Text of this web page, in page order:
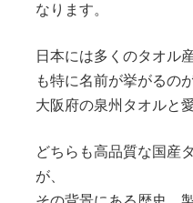
なります。
日本には多くのタオル
も特に名前が挙がるの
大阪府の泉州タオルと
どちらも高品質な国産
が、